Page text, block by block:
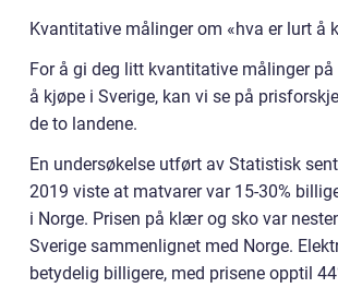
Kvantitative målinger om «hva er lurt å
For å gi deg litt kvantitative målinger
å kjøpe i Sverige, kan vi se på
de to landene.
En undersøkelse utført av Statistisk
2019 viste at matvarer var 15-30%
i Norge. Prisen på klær og sko var
Sverige sammenlignet med Norge.
betydelig billigere, med prisene opptil